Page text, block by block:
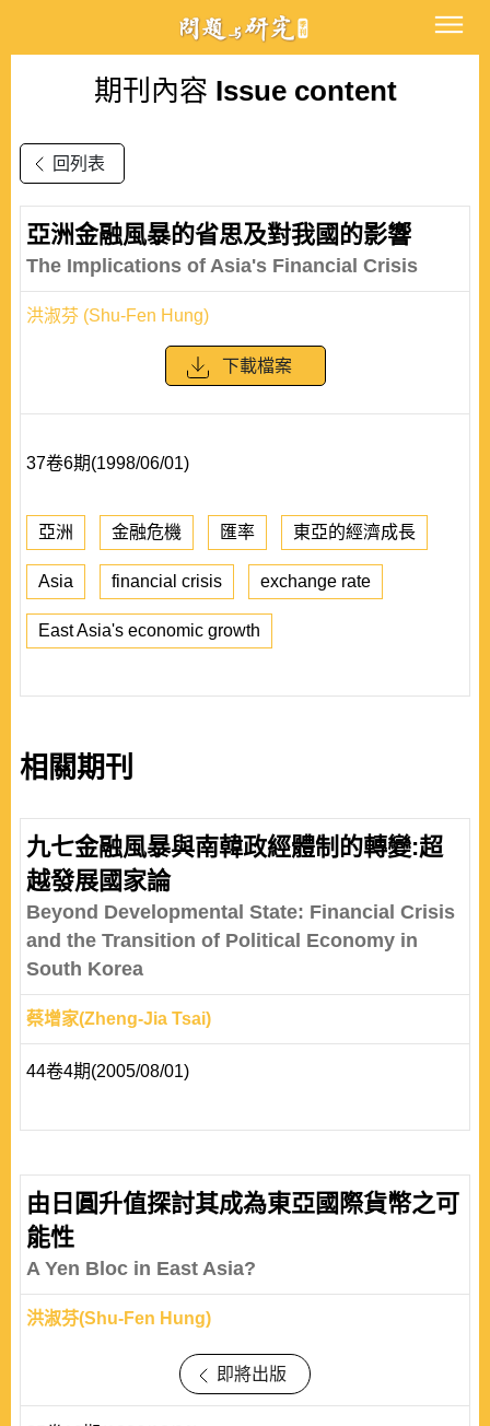
期刊內容 Issue content
回列表
亞洲金融風暴的省思及對我國的影響
The Implications of Asia's Financial Crisis
洪淑芬 (Shu-Fen Hung)
下載檔案
37卷6期(1998/06/01)
亞洲 金融危機 匯率 東亞的經濟成長
Asia financial crisis exchange rate
East Asia's economic growth
相關期刊
九七金融風暴與南韓政經體制的轉變:超
越發展國家論
Beyond Developmental State: Financial Crisis
and the Transition of Political Economy in
South Korea
蔡增家(Zheng-Jia Tsai)
44卷4期(2005/08/01)
由日圓升值探討其成為東亞國際貨幣之可
能性
A Yen Bloc in East Asia?
洪淑芬(Shu-Fen Hung)
即將出版